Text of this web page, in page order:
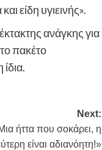
είδη υγιεινής».
ανάγκης για
πακέτο
Next:
ήττα που σοκάρει, η
είναι αδιανόητη!»